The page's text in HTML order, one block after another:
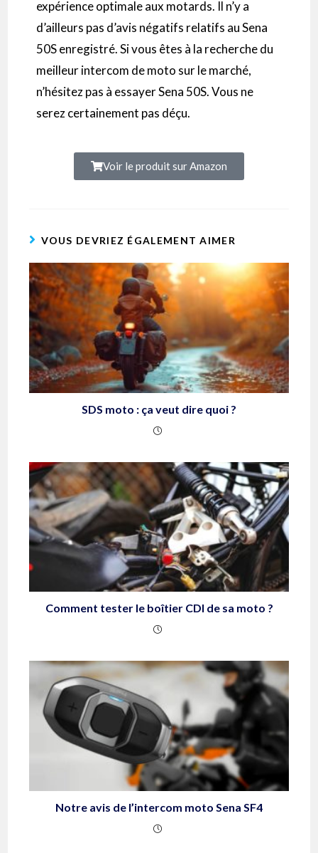
expérience optimale aux motards. Il n’y a
d’ailleurs pas d’avis négatifs relatifs au Sena
50Senregistré.Si vous êtes à la recherche du
meilleurintercom de moto sur le marché,
n’hésitez pas à essayer Sena 50S. Vous ne
serez certainement pas déçu.
Voir le produit sur Amazon
VOUS DEVRIEZ ÉGALEMENT AIMER
SDS moto : ça veut dire quoi ?
Comment tester le boîtier CDI de sa moto ?
Notre avis de l’intercom moto Sena SF4